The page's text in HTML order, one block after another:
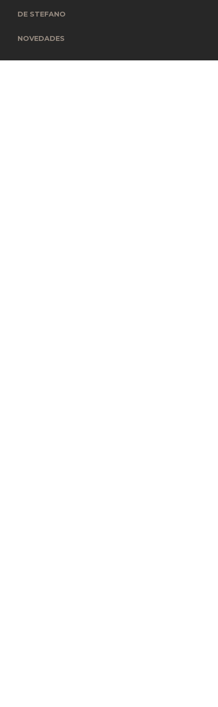
DE STEFANO
NOVEDADES